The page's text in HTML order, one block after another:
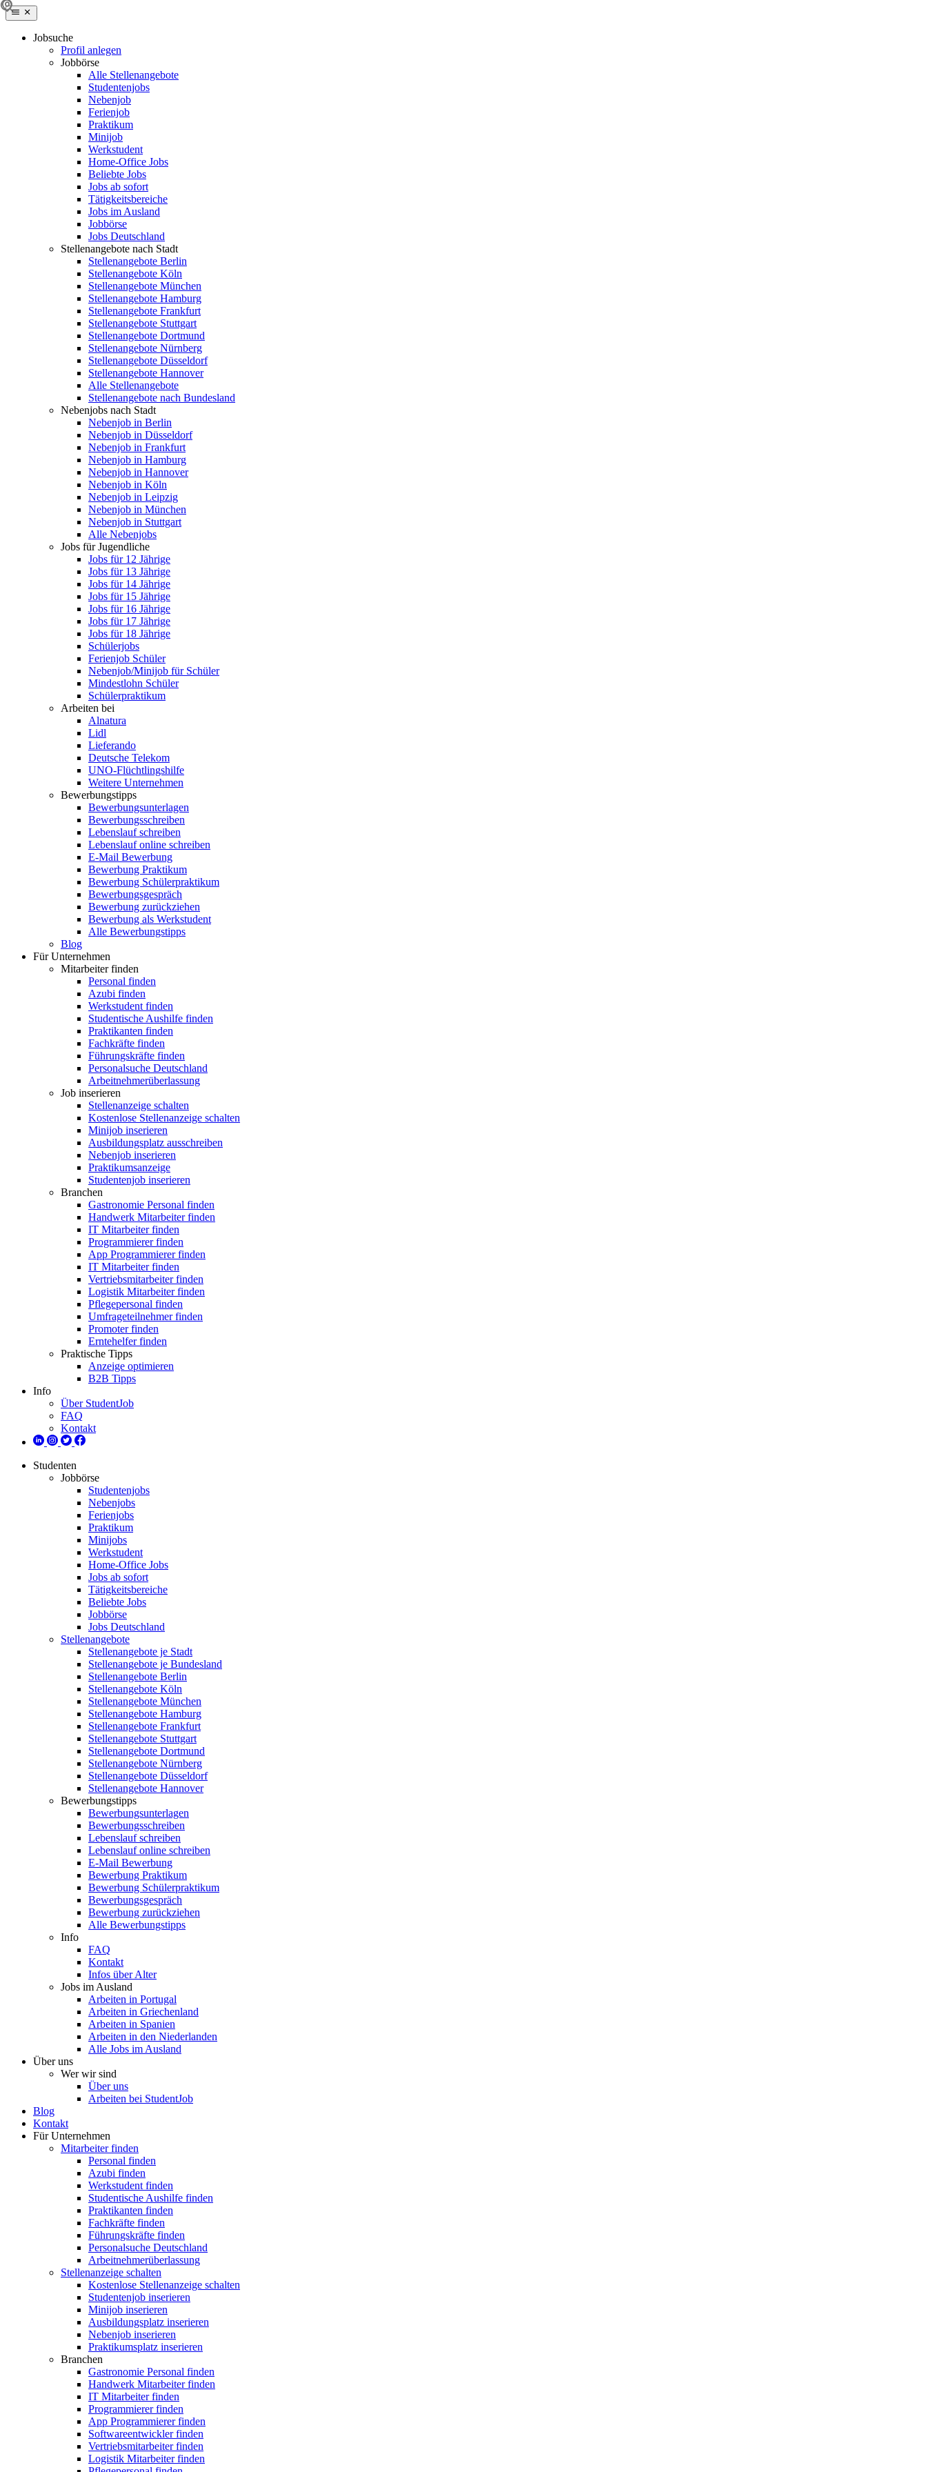
Jobsuche
Profil anlegen
Jobbörse
Alle Stellenangebote
Studentenjobs
Nebenjob
Ferienjob
Praktikum
Minijob
Werkstudent
Home-Office Jobs
Beliebte Jobs
Jobs ab sofort
Tätigkeitsbereiche
Jobs im Ausland
Jobbörse
Jobs Deutschland
Stellenangebote nach Stadt
Stellenangebote Berlin
Stellenangebote Köln
Stellenangebote München
Stellenangebote Hamburg
Stellenangebote Frankfurt
Stellenangebote Stuttgart
Stellenangebote Dortmund
Stellenangebote Nürnberg
Stellenangebote Düsseldorf
Stellenangebote Hannover
Alle Stellenangebote
Stellenangebote nach Bundesland
Nebenjobs nach Stadt
Nebenjob in Berlin
Nebenjob in Düsseldorf
Nebenjob in Frankfurt
Nebenjob in Hamburg
Nebenjob in Hannover
Nebenjob in Köln
Nebenjob in Leipzig
Nebenjob in München
Nebenjob in Stuttgart
Alle Nebenjobs
Jobs für Jugendliche
Jobs für 12 Jährige
Jobs für 13 Jährige
Jobs für 14 Jährige
Jobs für 15 Jährige
Jobs für 16 Jährige
Jobs für 17 Jährige
Jobs für 18 Jährige
Schülerjobs
Ferienjob Schüler
Nebenjob/Minijob für Schüler
Mindestlohn Schüler
Schülerpraktikum
Arbeiten bei
Alnatura
Lidl
Lieferando
Deutsche Telekom
UNO-Flüchtlingshilfe
Weitere Unternehmen
Bewerbungstipps
Bewerbungsunterlagen
Bewerbungsschreiben
Lebenslauf schreiben
Lebenslauf online schreiben
E-Mail Bewerbung
Bewerbung Praktikum
Bewerbung Schülerpraktikum
Bewerbungsgespräch
Bewerbung zurückziehen
Bewerbung als Werkstudent
Alle Bewerbungstipps
Blog
Für Unternehmen
Mitarbeiter finden
Personal finden
Azubi finden
Werkstudent finden
Studentische Aushilfe finden
Praktikanten finden
Fachkräfte finden
Führungskräfte finden
Personalsuche Deutschland
Arbeitnehmerüberlassung
Job inserieren
Stellenanzeige schalten
Kostenlose Stellenanzeige schalten
Minijob inserieren
Ausbildungsplatz ausschreiben
Nebenjob inserieren
Praktikumsanzeige
Studentenjob inserieren
Branchen
Gastronomie Personal finden
Handwerk Mitarbeiter finden
IT Mitarbeiter finden
Programmierer finden
App Programmierer finden
IT Mitarbeiter finden
Vertriebsmitarbeiter finden
Logistik Mitarbeiter finden
Pflegepersonal finden
Umfrageteilnehmer finden
Promoter finden
Erntehelfer finden
Praktische Tipps
Anzeige optimieren
B2B Tipps
Info
Über StudentJob
FAQ
Kontakt
Studenten
Jobbörse
Studentenjobs
Nebenjobs
Ferienjobs
Praktikum
Minijobs
Werkstudent
Home-Office Jobs
Jobs ab sofort
Tätigkeitsbereiche
Beliebte Jobs
Jobbörse
Jobs Deutschland
Stellenangebote
Stellenangebote je Stadt
Stellenangebote je Bundesland
Stellenangebote Berlin
Stellenangebote Köln
Stellenangebote München
Stellenangebote Hamburg
Stellenangebote Frankfurt
Stellenangebote Stuttgart
Stellenangebote Dortmund
Stellenangebote Nürnberg
Stellenangebote Düsseldorf
Stellenangebote Hannover
Bewerbungstipps
Bewerbungsunterlagen
Bewerbungsschreiben
Lebenslauf schreiben
Lebenslauf online schreiben
E-Mail Bewerbung
Bewerbung Praktikum
Bewerbung Schülerpraktikum
Bewerbungsgespräch
Bewerbung zurückziehen
Alle Bewerbungstipps
Info
FAQ
Kontakt
Infos über Alter
Jobs im Ausland
Arbeiten in Portugal
Arbeiten in Griechenland
Arbeiten in Spanien
Arbeiten in den Niederlanden
Alle Jobs im Ausland
Über uns
Wer wir sind
Über uns
Arbeiten bei StudentJob
Blog
Kontakt
Für Unternehmen
Mitarbeiter finden
Personal finden
Azubi finden
Werkstudent finden
Studentische Aushilfe finden
Praktikanten finden
Fachkräfte finden
Führungskräfte finden
Personalsuche Deutschland
Arbeitnehmerüberlassung
Stellenanzeige schalten
Kostenlose Stellenanzeige schalten
Studentenjob inserieren
Minijob inserieren
Ausbildungsplatz inserieren
Nebenjob inserieren
Praktikumsplatz inserieren
Branchen
Gastronomie Personal finden
Handwerk Mitarbeiter finden
IT Mitarbeiter finden
Programmierer finden
App Programmierer finden
Softwareentwickler finden
Vertriebsmitarbeiter finden
Logistik Mitarbeiter finden